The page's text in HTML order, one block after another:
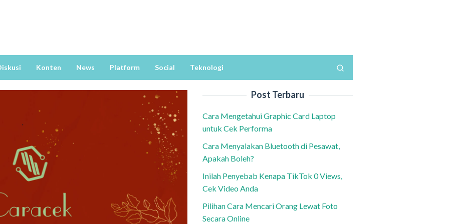
Konten News Platform Social Teknologi
Post Terbaru
Cara Mengetahui Graphic Card Laptop
untuk Cek Performa
Cara Menyalakan Bluetooth di Pesawat,
Apakah Boleh?
Inilah Penyebab Kenapa TikTok 0 Views,
Cek Video Anda
Pilihan Cara Mencari Orang Lewat Foto
Secara Online